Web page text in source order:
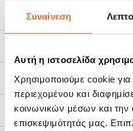
Συναίνεση
Αυτή η ιστοσελίδα
Χρησιμοποιούμε cookie για
περιεχομένου και
κοινωνικών μέσων και την
επισκεψιμότητάς μας.
Τρόποι Αποστολής
Πολιτική Επιστροφών